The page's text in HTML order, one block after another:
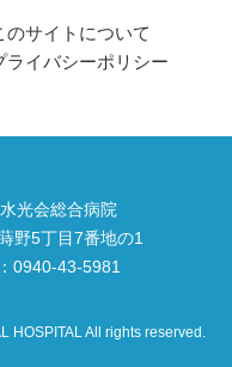
のサイトについて
ライバシーポリシー
光会総合病院
野5丁目7番地の1
0940-43-5981
HOSPITAL All rights reserved.